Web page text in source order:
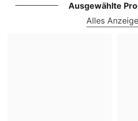
Ausgewählte
Alles